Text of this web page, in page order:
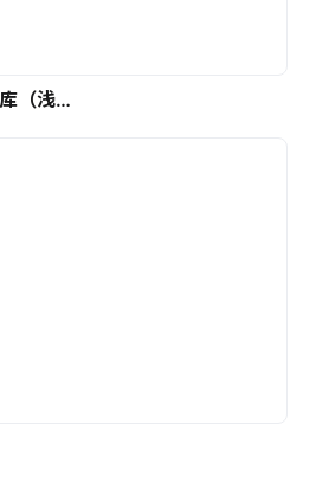
微信小程序WeUI 组件库（浅色）| 免费UI设计素材